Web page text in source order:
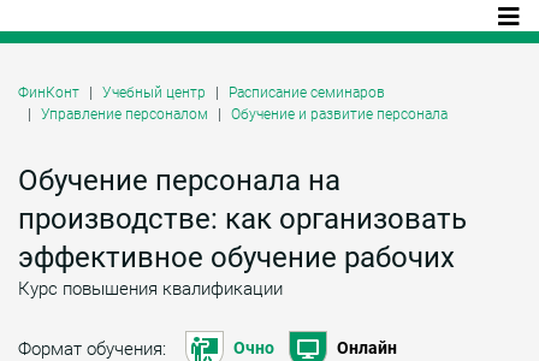
ФинКонт Учебный центр
Расписание семинаров
Управление персоналом
Обучение и развитие персонала
Обучение персонала на
производстве: как организовать
эффективное обучение рабочих
Курс повышения квалификации
Формат обучения: Очно Онлайн
Даю согласие на обработку персональных
Заказать